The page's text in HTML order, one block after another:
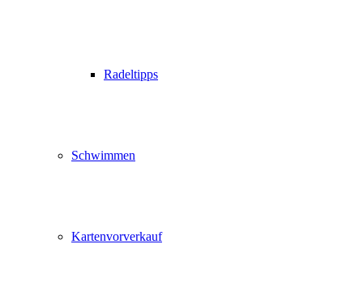
Radeltipps
Schwimmen
Kartenvorverkauf